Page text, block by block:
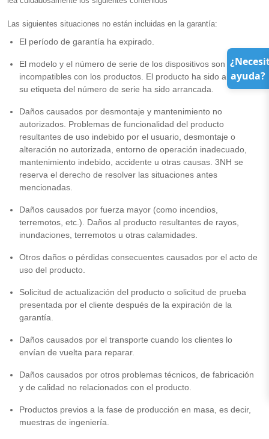
Las siguientes situaciones no están incluidas en la garantía:
El período de garantía ha expirado.
El modelo y el número de serie de los dispositivos son
incompatibles con los productos. El producto ha sido alterado o
su etiqueta del número de serie ha sido arrancada.
Daños causados por desmontaje y mantenimiento no
autorizados. Problemas de funcionalidad del producto
resultantes de uso indebido por el usuario, desmontaje o
alteración no autorizada, entorno de operación inadecuado,
mantenimiento indebido, accidente u otras causas. 3NH se
reserva el derecho de resolver las situaciones antes
mencionadas.
Daños causados por fuerza mayor (como incendios,
terremotos, etc.). Daños al producto resultantes de rayos,
inundaciones, terremotos u otras calamidades.
Otros daños o pérdidas consecuentes causados por el acto de
uso del producto.
Solicitud de actualización del producto o solicitud de prueba
presentada por el cliente después de la expiración de la
garantía.
Daños causados por el transporte cuando los clientes lo
envían de vuelta para reparar.
Daños causados por otros problemas técnicos, de fabricación
y de calidad no relacionados con el producto.
Productos previos a la fase de producción en masa, es decir,
muestras de ingeniería.
ayuda?